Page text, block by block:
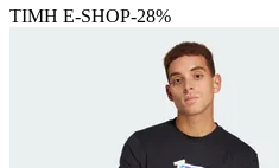
ΤΙΜΗ E-SHOP-28%